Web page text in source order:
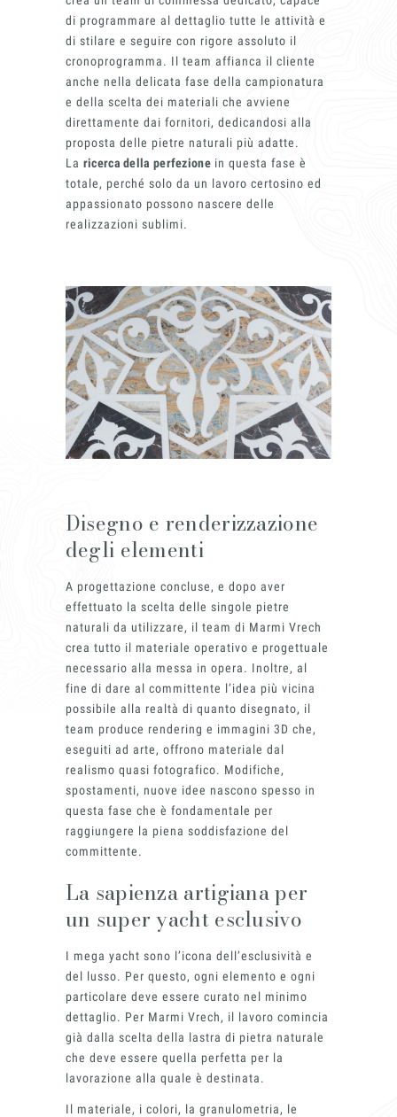
Lavora con
Contatti
di programmare al dettaglio tutte le attività e
di stilare e seguire con rigore assoluto il
cronoprogramma. Il team affianca il cliente
anche nella delicata fase della campionatura
e della scelta dei materiali che avviene
direttamente dai fornitori, dedicandosi alla
proposta delle pietre naturali più adatte.
La ricerca della perfezionein questa fase è
totale, perché solo da un lavoro certosino ed
appassionato possono nascere delle
realizzazioni sublimi.
Disegno e renderizzazione
degli elementi
A progettazione concluse, e dopo aver
effettuato la scelta delle singole pietre
naturali da utilizzare, il team di Marmi Vrech
crea tutto il materiale operativo e progettuale
necessario alla messa in opera. Inoltre, al
fine di dare al committente l’idea più vicina
possibile alla realtà di quanto disegnato, il
team produce rendering e immagini 3D che,
eseguiti ad arte, offrono materiale dal
realismo quasi fotografico. Modifiche,
spostamenti, nuove idee nascono spesso in
questa fase che è fondamentale per
raggiungere la piena soddisfazione del
committente.
La sapienza artigiana per
un super yacht esclusivo
I mega yacht sono l’icona dell’esclusività e
del lusso. Per questo, ogni elemento e ogni
particolare deve essere curato nel minimo
dettaglio. Per Marmi Vrech, il lavoro comincia
già dalla scelta della lastra di pietra naturale
che deve essere quella perfetta per la
lavorazione alla quale è destinata.
Il materiale, i colori, la granulometria, le
Insieme per grandi progetti
Richiedi l'Architect's kit, il kit di